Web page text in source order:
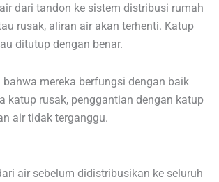
dari tandon ke sistem distribusi rumah
rusak, aliran air akan terhenti. Katup
ditutup dengan benar.
mereka berfungsi dengan baik
katup rusak, penggantian dengan katup
air tidak terganggu.
air sebelum didistribusikan ke seluruh